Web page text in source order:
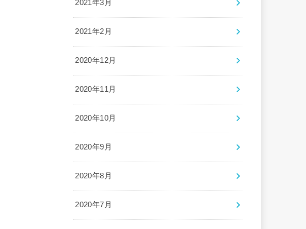
2021年3月
2021年2月
2020年12月
2020年11月
2020年10月
2020年9月
2020年8月
2020年7月